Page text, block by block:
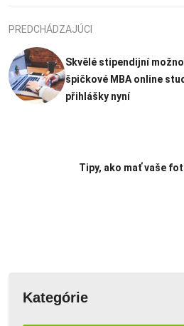
PREDCHÁDZAJÚCI
Skvělé stipendijní
špičkové MBA online
přihlášky nyní
Tipy, ako mať vaše
Kategórie